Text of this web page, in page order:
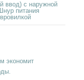
ввод) с наружной
питания
экономит